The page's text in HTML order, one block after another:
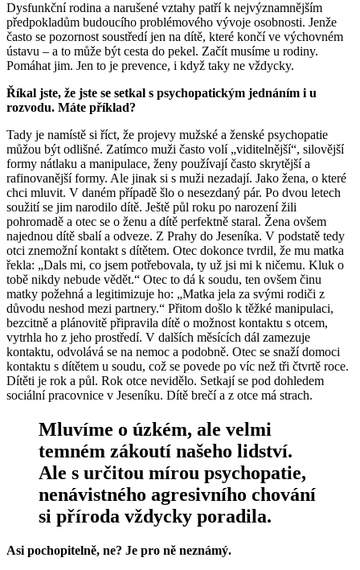
Dysfunkční rodina a narušené vztahy patří k nejvýznamnějším
předpokladům budoucího problémového vývoje osobnosti. Jenže
často se pozornost soustředí jen na dítě, které končí ve výchovném
ústavu – a to může být cesta do pekel. Začít musíme u rodiny.
Pomáhat jim. Jen to je prevence, i když taky ne vždycky.
Říkal jste, že jste se setkal s psychopatickým jednáním i u
rozvodu. Máte příklad?
Tady je namístě si říct, že projevy mužské a ženské psychopatie
můžou být odlišné. Zatímco muži často volí „viditelnější“, silovější
formy nátlaku a manipulace, ženy používají často skrytější a
rafinovanější formy. Ale jinak si s muži nezadají. Jako žena, o které
chci mluvit. V daném případě šlo o nesezdaný pár. Po dvou letech
soužití se jim narodilo dítě. Ještě půl roku po narození žili
pohromadě a otec se o ženu a dítě perfektně staral. Žena ovšem
najednou dítě sbalí a odveze. Z Prahy do Jeseníka. V podstatě tedy
otci znemožní kontakt s dítětem. Otec dokonce tvrdil, že mu matka
řekla: „Dals mi, co jsem potřebovala, ty už jsi mi k ničemu. Kluk o
tobě nikdy nebude vědět.“ Otec to dá k soudu, ten ovšem činu
matky požehná a legitimizuje ho: „Matka jela za svými rodiči z
důvodu neshod mezi partnery.“ Přitom došlo k těžké manipulaci,
bezcitně a plánovitě připravila dítě o možnost kontaktu s otcem,
vytrhla ho z jeho prostředí. V dalších měsících dál zamezuje
kontaktu, odvolává se na nemoc a podobně. Otec se snaží domoci
kontaktu s dítětem u soudu, což se povede po víc než tři čtvrtě roce.
Dítěti je rok a půl. Rok otce nevidělo. Setkají se pod dohledem
sociální pracovnice v Jeseníku. Dítě brečí a z otce má strach.
Mluvíme o úzkém, ale velmi
temném zákoutí našeho lidství.
Ale s určitou mírou psychopatie,
nenávistného agresivního chování
si příroda vždycky poradila.
Asi pochopitelně, ne? Je pro ně neznámý.